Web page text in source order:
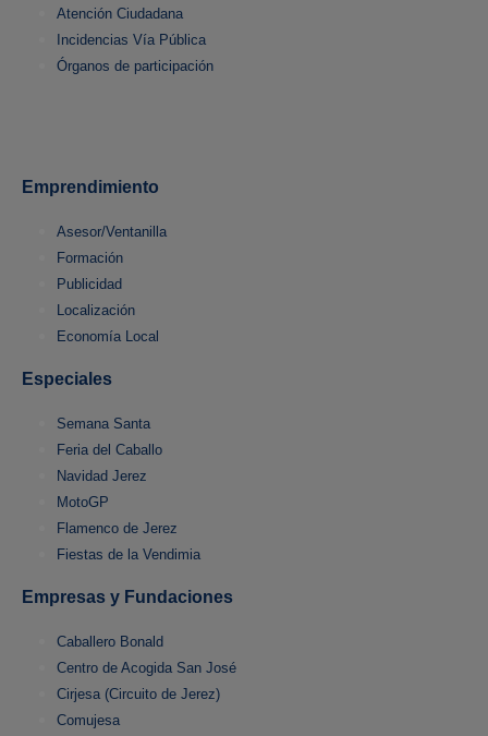
Atención Ciudadana
Incidencias Vía Pública
Órganos de participación
Emprendimiento
Asesor/Ventanilla
Formación
Publicidad
Localización
Economía Local
Especiales
Semana Santa
Feria del Caballo
Navidad Jerez
MotoGP
Flamenco de Jerez
Fiestas de la Vendimia
Empresas y Fundaciones
Caballero Bonald
Centro de Acogida San José
Cirjesa (Circuito de Jerez)
Comujesa